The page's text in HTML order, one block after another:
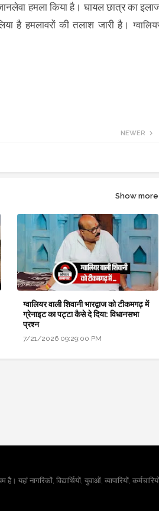
हमला किया है। घायल छात्र का
है हमलावरों की तलाश जारी है।
NEWER
Show more
ग्वालियर वाली शिवानी भारद्वाज को टीकमगढ़ में
ग्रेनाइट का पट्टा कैसे दे दिया: विधानसभा
प्रश्न
7/21/2026 09:29:00 PM
यहां नागरिकों, विद्यार्थियों, युवाओं, व्यापारियों,